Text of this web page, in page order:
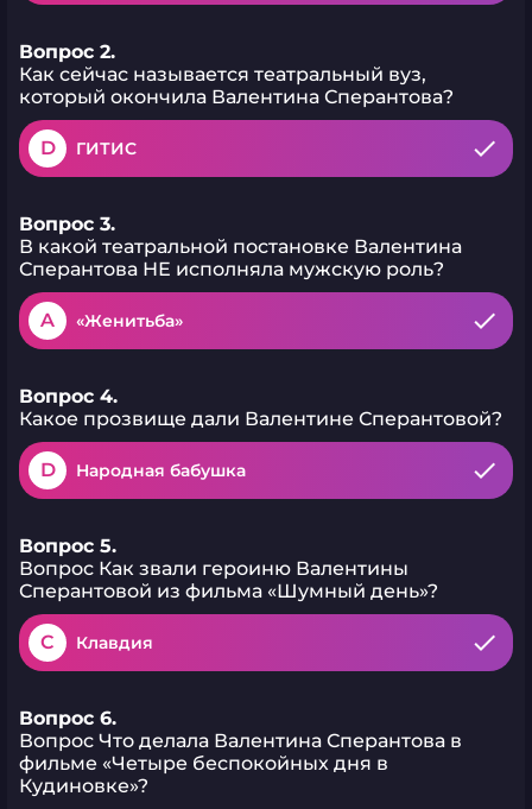
Вопрос 2.
Как сейчас называется театральный вуз,
который окончила Валентина Сперантова?
D ГИТИС
Вопрос 3.
В какой театральной постановке Валентина
Сперантова НЕ исполняла мужскую роль?
A «Женитьба»
Вопрос 4.
Какое прозвище дали Валентине Сперантовой?
D Народная бабушка
Вопрос 5.
Вопрос Как звали героиню Валентины
Сперантовой из фильма «Шумный день»?
C Клавдия
Вопрос 6.
Вопрос Что делала Валентина Сперантова в
фильме «Четыре беспокойных дня в
Кудиновке»?